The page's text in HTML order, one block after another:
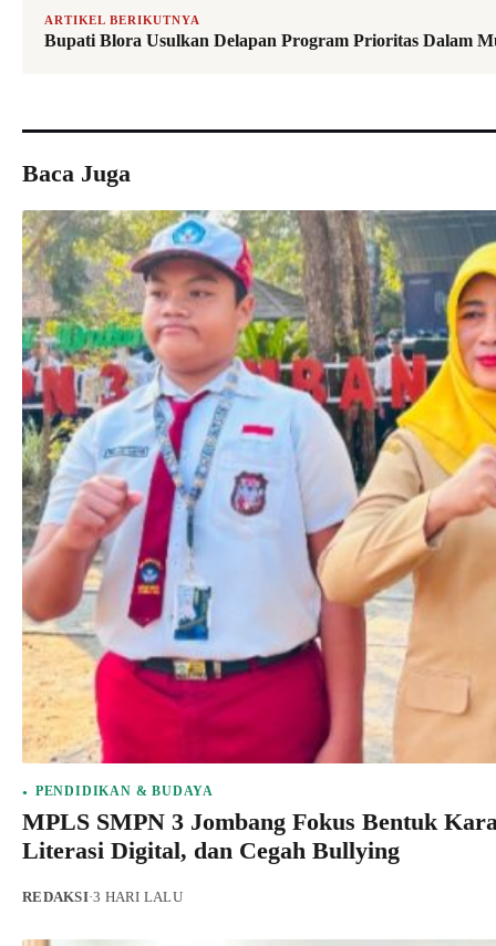
ARTIKEL BERIKUTNYA
Bupati Blora Usulkan Delapan Program Prioritas Dalam
Baca Juga
PENDIDIKAN & BUDAYA
MPLS SMPN 3 Jombang Fokus Bentuk
Literasi Digital, dan Cegah Bullying
REDAKSI·3 HARI LALU